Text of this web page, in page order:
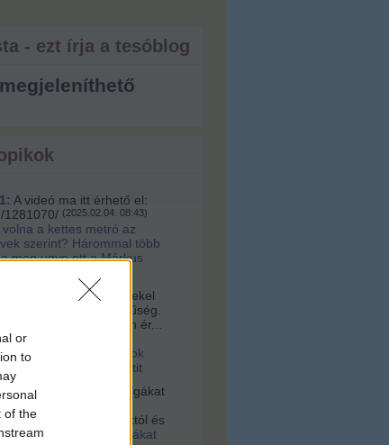
or
to
of the
- ezt írja a tesóblog
A videó ma itt érhető el:
1281070/ (2025.02.04. 08:43)
a kettes metró az
szerint? Hárommal több
meg ugye ott a Márkus
Sziasztok! Nagyon érdekel
építészet és korszerűség.
nap egy nagyon ér...
)
Müpáról. Ugyanazok
építik, mint a budapestit
A négerek rabszolgákat
Afrikában, hanem
az ottani uralkodóktól és
23:36
Rabszolgákat